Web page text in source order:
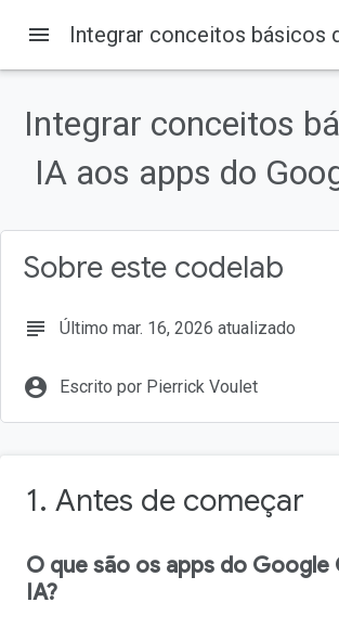
O que são os apps do Google Chat com IA?
Por que integrar os apps do Google Chat à IA?
Pré-requisitos
menu
Integrar conceitos
IA aos apps do
Sobre este codelab
subject Último mar. 16, 2026 atualizado
account_circle Escrito por Pierrick Voulet
1. Antes de começar
O que são os apps do Google
IA?